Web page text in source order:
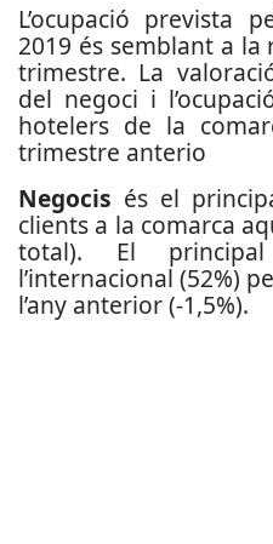
L’ocupació prevista
2019 és semblant a
trimestre. La
del negoci i
hotelers de la
trimestre anterio
Negocis és el
clients a la comarca
total). El
l’internacional (52%)
l’any anterior (-1,5%).